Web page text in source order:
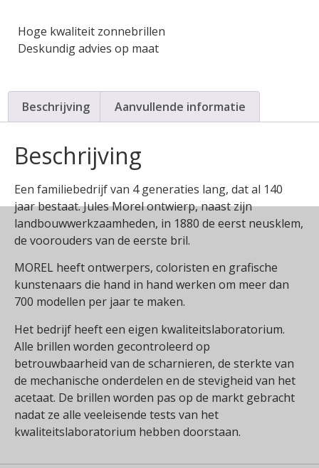
Hoge kwaliteit zonnebrillen
Deskundig advies op maat
Beschrijving Aanvullende informatie
Beschrijving
Een familiebedrijf van 4 generaties lang, dat al 140
jaar bestaat. Jules Morel ontwierp, naast zijn
landbouwwerkzaamheden, in 1880 de eerst neusklem,
de voorouders van de eerste bril.
MOREL heeft ontwerpers, coloristen en grafische
kunstenaars die hand in hand werken om meer dan
700 modellen per jaar te maken.
Het bedrijf heeft een eigen kwaliteitslaboratorium.
Alle brillen worden gecontroleerd op
betrouwbaarheid van de scharnieren, de sterkte van
de mechanische onderdelen en de stevigheid van het
acetaat. De brillen worden pas op de markt gebracht
nadat ze alle veeleisende tests van het
kwaliteitslaboratorium hebben doorstaan.